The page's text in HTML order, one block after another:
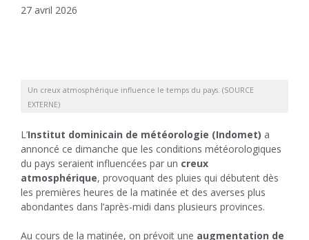
27 avril 2026
Un creux atmosphérique influence le temps du pays. (SOURCE
EXTERNE)
L’Institut dominicain de météorologie (Indomet) a
annoncé ce dimanche que les conditions météorologiques
du pays seraient influencées par un creux
atmosphérique, provoquant des pluies qui débutent dès
les premières heures de la matinée et des averses plus
abondantes dans l’après-midi dans plusieurs provinces.
Au cours de la matinée, on prévoit une augmentation de